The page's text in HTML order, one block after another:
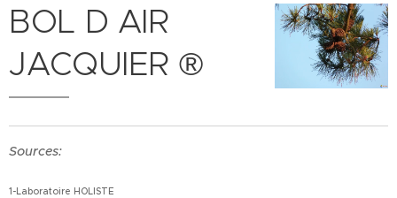
BOL D AIR
JACQUIER ®
Sources:
1-Laboratoire HOLISTE